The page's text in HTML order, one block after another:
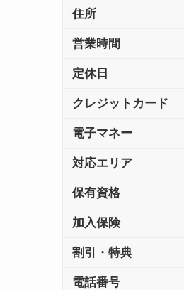
住所
営業時間
定休日
クレジットカード
電子マネー
対応エリア
保有資格
加入保険
割引・特典
電話番号